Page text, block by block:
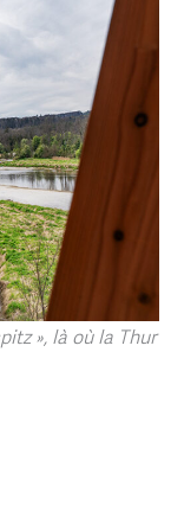
», là où la Thur